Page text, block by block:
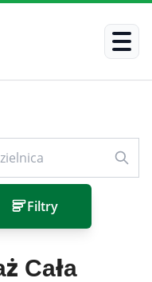
Filtry
Cała